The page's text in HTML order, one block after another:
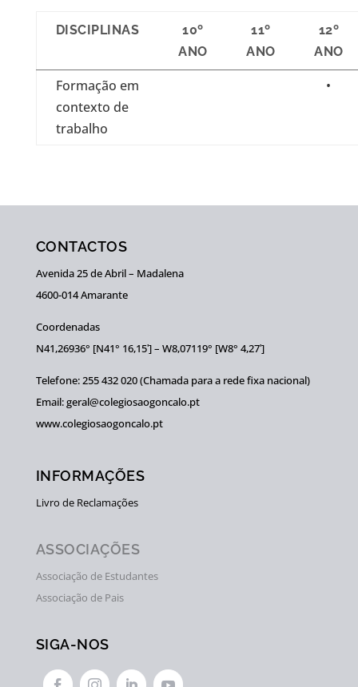
DISCIPLINAS
10º
ANO
11º
ANO
12º
ANO
Formação em
contexto de
trabalho
•
CONTACTOS
Avenida 25 de Abril – Madalena
4600-014 Amarante
Coordenadas
N41,26936° [N41° 16,15ʹ] – W8,07119° [W8° 4,27ʹ]
Telefone: 255 432 020 (Chamada para a rede fixa nacional)
Email: geral@colegiosaogoncalo.pt
www.colegiosaogoncalo.pt
INFORMAÇÕES
Livro de Reclamações
ASSOCIAÇÕES
Associação de Estudantes
Associação de Pais
SIGA-NOS